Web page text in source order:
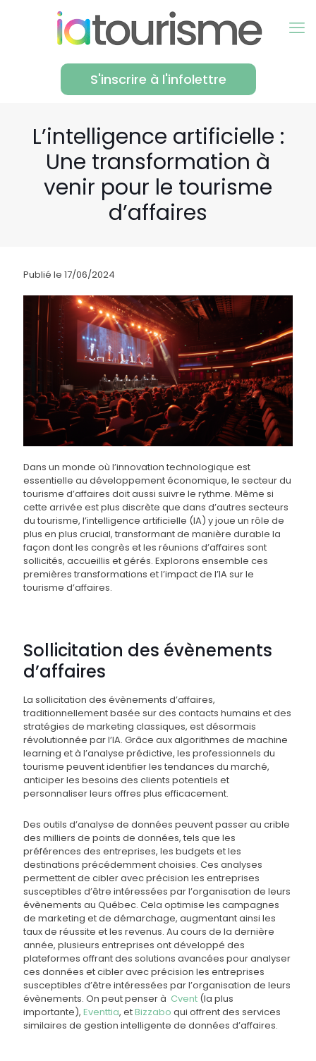
S'inscrire à l'infolettre
L’intelligence artificielle :
Une transformation à
venir pour le tourisme
d’affaires
Publié le 17/06/2024
Dans un monde où l’innovation technologique est
essentielle au développement économique, le secteur du
tourisme d’affaires doit aussi suivre le rythme. Même si
cette arrivée est plus discrète que dans d’autres secteurs
du tourisme, l’intelligence artificielle (IA) y joue un rôle de
plus en plus crucial, transformant de manière durable la
façon dont les congrès et les réunions d’affaires sont
sollicités, accueillis et gérés. Explorons ensemble ces
premières transformations et l’impact de l’IA sur le
tourisme d’affaires.
Sollicitation des évènements
d’affaires
La sollicitation des évènements d’affaires,
traditionnellement basée sur des contacts humains et des
stratégies de marketing classiques, est désormais
révolutionnée par l’IA. Grâce aux algorithmes de machine
learning et à l’analyse prédictive, les professionnels du
tourisme peuvent identifier les tendances du marché,
anticiper les besoins des clients potentiels et
personnaliser leurs offres plus efficacement.
Des outils d’analyse de données peuvent passer au crible
des milliers de points de données, tels que les
préférences des entreprises, les budgets et les
destinations précédemment choisies. Ces analyses
permettent de cibler avec précision les entreprises
susceptibles d’être intéressées par l’organisation de leurs
évènements au Québec. Cela optimise les campagnes
de marketing et de démarchage, augmentant ainsi les
taux de réussite et les revenus. Au cours de la dernière
année, plusieurs entreprises ont développé des
plateformes offrant des solutions avancées pour analyser
ces données et cibler avec précision les entreprises
susceptibles d’être intéressées par l’organisation de leurs
évènements. On peut penser à Cvent (la plus
importante), Eventtia, etBizzabo qui offrent des services
similaires de gestion intelligente de données d’affaires.